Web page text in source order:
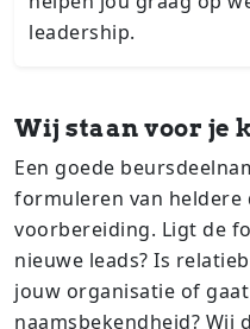
leadership.
Wij staan voor je
Een goede
formuleren van heldere
voorbereiding. Ligt de
nieuwe leads? Is
jouw organisatie of
naamsbekendheid? Wij